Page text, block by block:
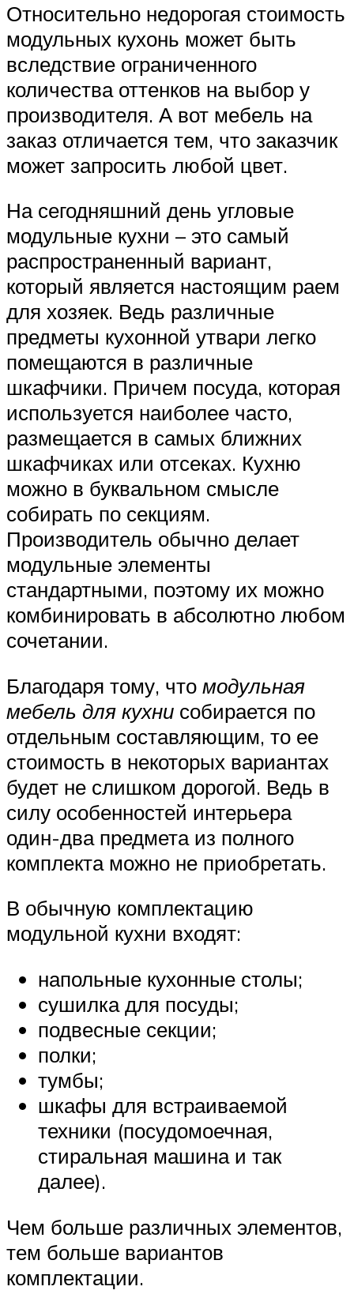
Относительно недорогая стоимость
модульных кухонь может быть
вследствие ограниченного
количества оттенков на выбор у
производителя. А вот мебель на
заказ отличается тем, что заказчик
может запросить любой цвет.
На сегодняшний день угловые
модульные кухни – это самый
распространенный вариант,
который является настоящим раем
для хозяек. Ведь различные
предметы кухонной утвари легко
помещаются в различные
шкафчики. Причем посуда, которая
используется наиболее часто,
размещается в самых ближних
шкафчиках или отсеках. Кухню
можно в буквальном смысле
собирать по секциям.
Производитель обычно делает
модульные элементы
стандартными, поэтому их можно
комбинировать в абсолютно любом
сочетании.
Благодаря тому, что модульная
мебель для кухни собирается по
отдельным составляющим, то ее
стоимость в некоторых вариантах
будет не слишком дорогой. Ведь в
силу особенностей интерьера
один-два предмета из полного
комплекта можно не приобретать.
В обычную комплектацию
модульной кухни входят:
напольные кухонные столы;
сушилка для посуды;
подвесные секции;
полки;
тумбы;
шкафы для встраиваемой
техники (посудомоечная,
стиральная машина и так
далее).
Чем больше различных элементов,
тем больше вариантов
комплектации.